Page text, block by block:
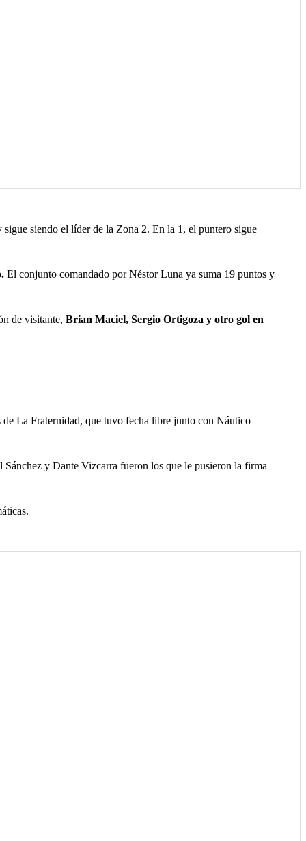
siendo el líder de la Zona 2. En la 1, el puntero sigue
El conjunto comandado por Néstor Luna ya suma 19 puntos y
de visitante, Brian Maciel, Sergio Ortigoza y otro gol en
La Fraternidad, que tuvo fecha libre junto con Náutico
y Dante Vizcarra fueron los que le pusieron la firma